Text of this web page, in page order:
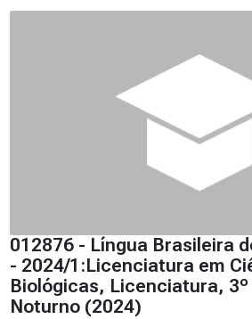
012876 - Língua Brasileira
- 2024/1:Licenciatura em
Biológicas, Licenciatura,
Noturno (2024)